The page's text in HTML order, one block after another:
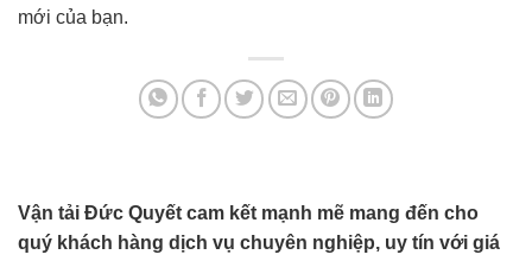
mới của bạn.
Vận tải Đức Quyết cam kết mạnh mẽ mang đến cho
quý khách hàng dịch vụ chuyên nghiệp, uy tín với giá